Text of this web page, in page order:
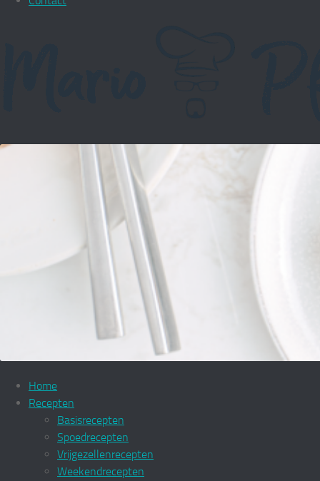
Home
Recepten
Basisrecepten
Spoedrecepten
Vrijgezellenrecepten
Weekendrecepten